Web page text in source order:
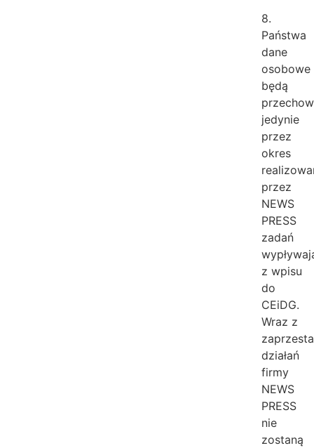
8.
Państwa
dane
osobowe
będą
jedynie
przez
okres
przez
NEWS
PRESS
zadań
z wpisu
do
CEiDG.
Wraz z
działań
firmy
NEWS
PRESS
nie
zostaną